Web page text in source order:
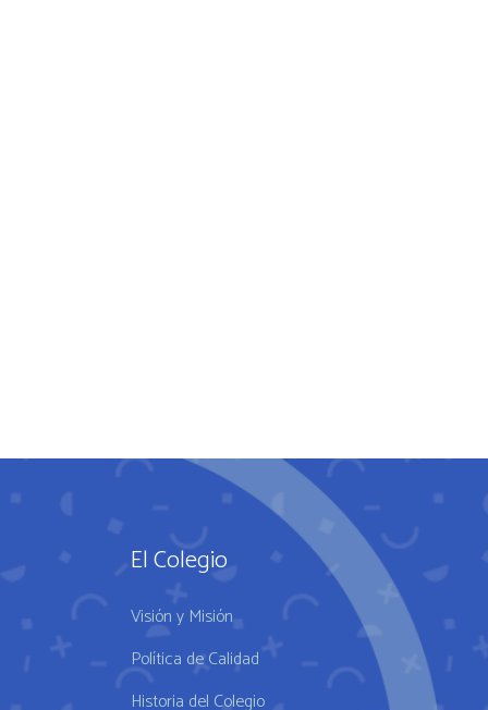
El Colegio
Visión y Misión
Política de Calidad
Historia del Colegio